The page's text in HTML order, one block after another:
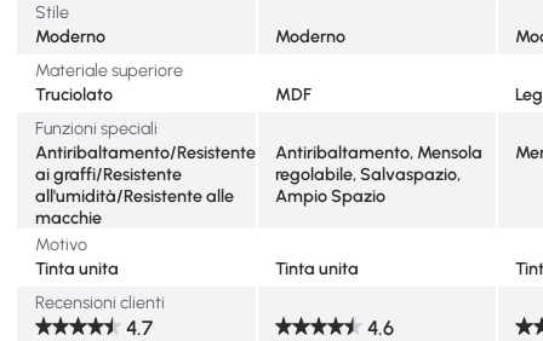
Stile
Moderno
Moderno
Materiale superiore
Truciolato
MDF
Funzioni speciali
Antiribaltamento/Resistente
ai graffi/Resistente
all'umidità/Resistente alle
macchie
Antiribaltamento, Mensola
regolabile, Salvaspazio,
Ampio Spazio
Motivo
Tinta unita
Tinta unita
Recensioni clienti
4.7 4.6